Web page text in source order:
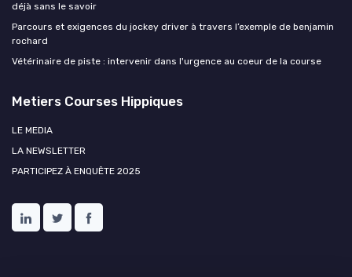
déjà sans le savoir
Parcours et exigences du jockey driver à travers l’exemple de benjamin
rochard
Vétérinaire de piste : intervenir dans l'urgence au coeur de la course
Metiers Courses Hippiques
LE MEDIA
LA NEWSLETTER
PARTICIPEZ À ENQUÊTE 2025